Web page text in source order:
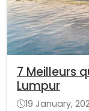
7 Meilleurs
Lumpur
19 January,